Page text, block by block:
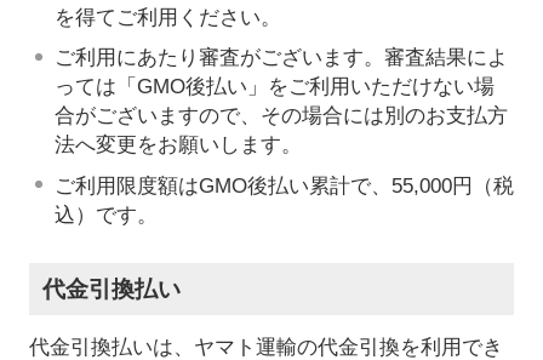
を得てご利用ください。
ご利用にあたり審査がございます。審査結果によ
っては「GMO後払い」をご利用いただけない場
合がございますので、その場合には別のお支払方
法へ変更をお願いします。
ご利用限度額はGMO後払い累計で、55,000円（税
込）です。
代金引換払い
代金引換払いは、ヤマト運輸の代金引換を利用でき